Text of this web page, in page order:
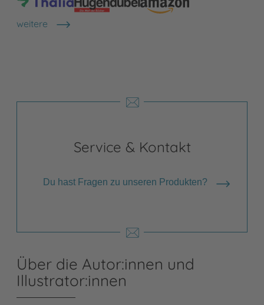
weitere
Shops anzeigen
Service & Kontakt
Du hast Fragen zu unseren Produkten?
Über die Autor:innen und
Illustrator:innen